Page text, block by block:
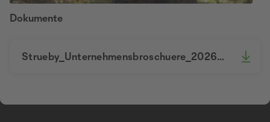
Dokumente
Strueby_Unternehmensbroschuere_2026_DE_k.pdf